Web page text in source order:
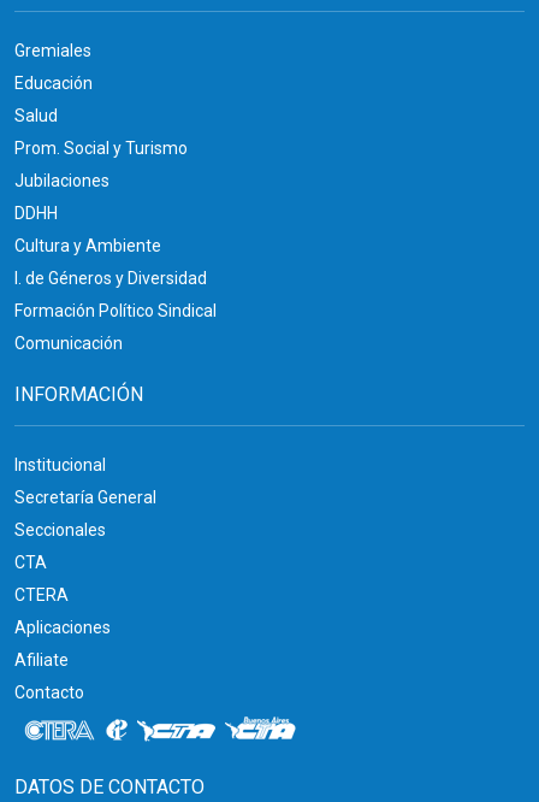
Gremiales
Educación
Salud
Prom. Social y Turismo
Jubilaciones
DDHH
Cultura y Ambiente
I. de Géneros y Diversidad
Formación Político Sindical
Comunicación
INFORMACIÓN
Institucional
Secretaría General
Seccionales
CTA
CTERA
Aplicaciones
Afiliate
Contacto
DATOS DE CONTACTO